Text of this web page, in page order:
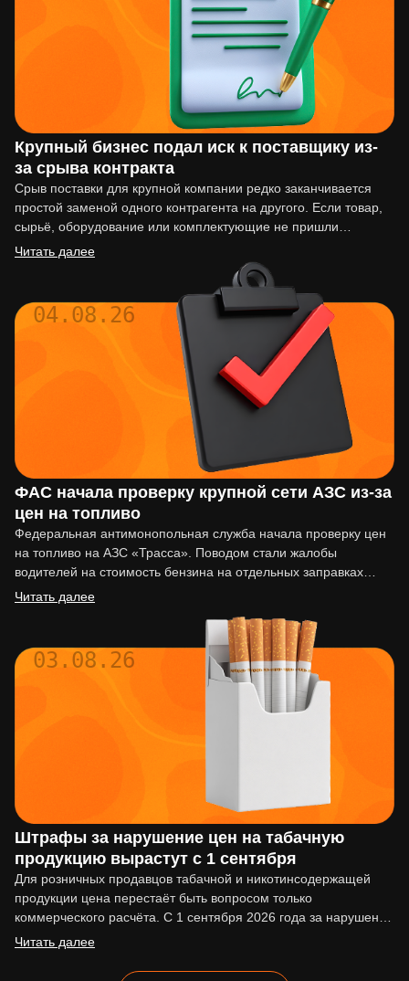
Крупный бизнес подал иск к поставщику из-
за срыва контракта
Срыв поставки для крупной компании редко заканчивается
простой заменой одного контрагента на другого. Если товар,
сырьё, оборудование или комплектующие не пришли
вовремя, последствия могут…
Читать далее
04.08.26
ФАС начала проверку крупной сети АЗС из-за
цен на топливо
Федеральная антимонопольная служба начала проверку цен
на топливо на АЗС «Трасса». Поводом стали жалобы
водителей на стоимость бензина на отдельных заправках
сети. По сообщениям…
Читать далее
03.08.26
Штрафы за нарушение цен на табачную
продукцию вырастут с 1 сентября
Для розничных продавцов табачной и никотинсодержащей
продукции цена перестаёт быть вопросом только
коммерческого расчёта. С 1 сентября 2026 года за нарушение
ценовых ограничений начнут…
Читать далее